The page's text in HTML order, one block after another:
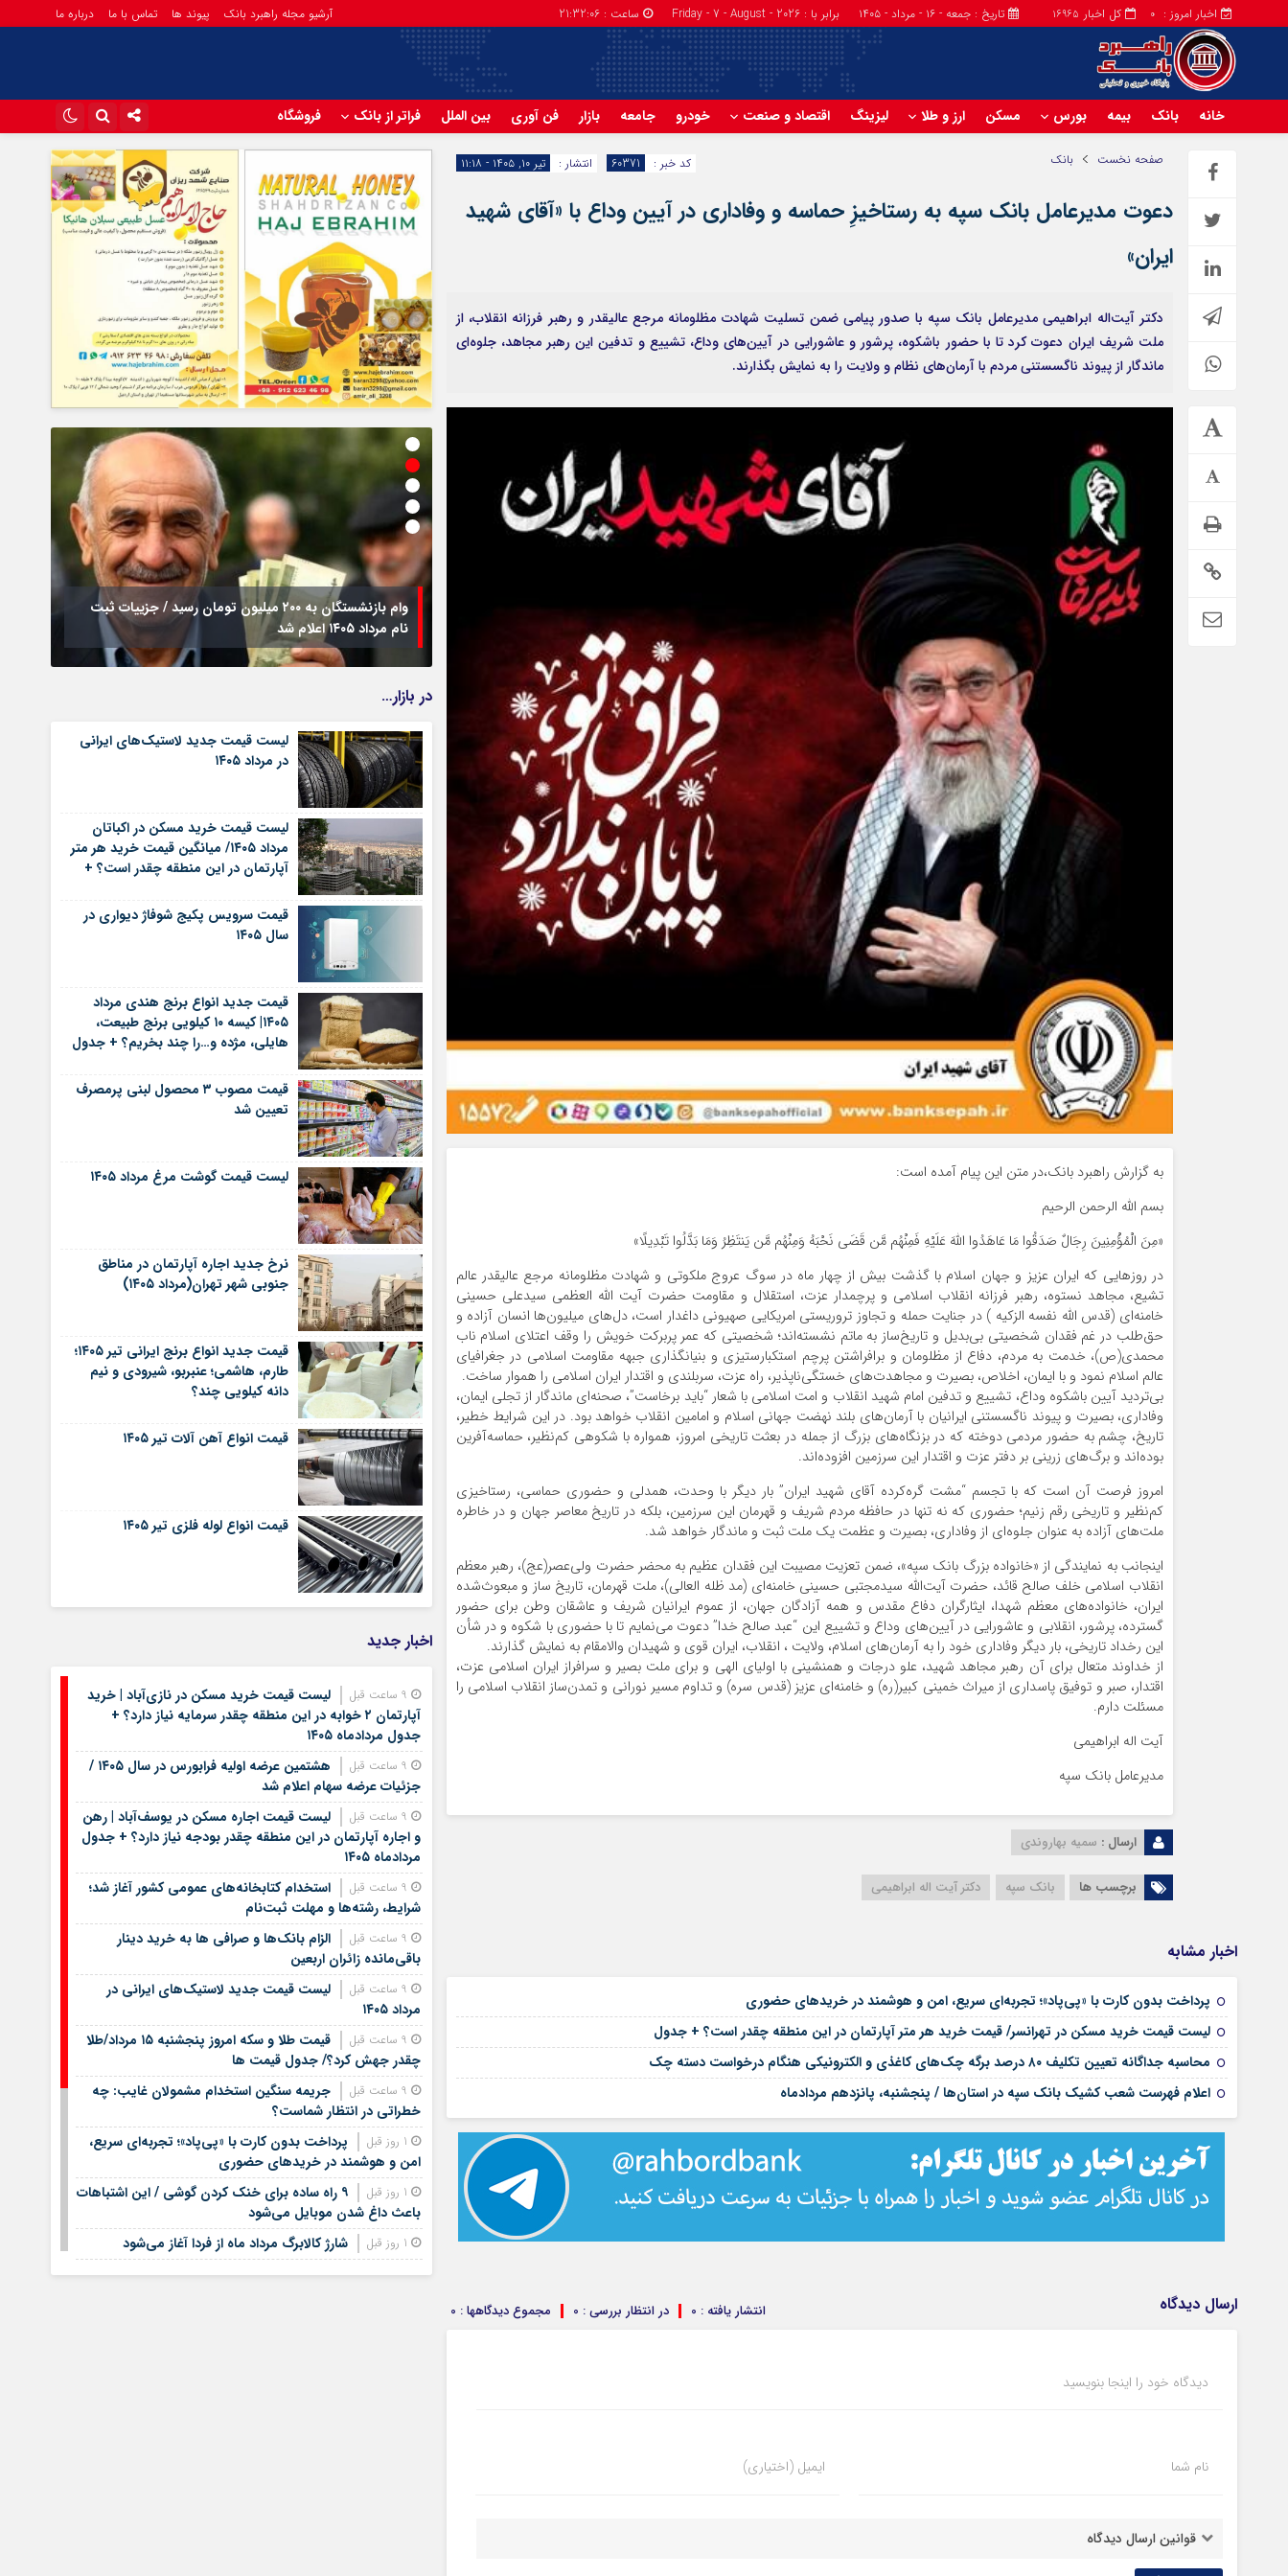
کل اخبار 16965 اخبار امروز : 0 تاریخ : جمعه - ۱۶ - مرداد - ۱۴۰۵ برابر با : Friday - 7 - August - 2026 ساعت : 21:32:07 آرشیو مجله راهبرد بانک پیوند ها تماس با ما درباره ما
خانه بانک بیمه بورس مسکن ارز و طلا لیزینگ اقتصاد و صنعت خودرو جامعه بازار فن آوری بین الملل فراتر از بانک فروشگاه
اینستاگرام
تلگرام
آپارات
صفحه نخست بانک انتشار : تیر ۱۰, ۱۴۰۵ - ۱۱:۱۸ کد خبر : 60371
دعوت مدیرعامل بانک سپه به رستاخیزِ حماسه و وفاداری در آیین وداع با «آقای شهید
ایران»
دکتر آیت‌اله ابراهیمی مدیرعامل بانک سپه با صدور پیامی ضمن تسلیت شهادت مظلومانه مرجع عالیقدر و رهبر فرزانه انقلاب، از
ملت شریف ایران دعوت کرد تا با حضور باشکوه، پرشور و عاشورایی در آیین‌های وداع، تشییع و تدفین این رهبر مجاهد، جلوه‌ای
ماندگار از پیوند ناگسستنی مردم با آرمان‌های نظام و ولایت را به نمایش بگذارند.
به گزارش راهبرد بانک،در متن این پیام آمده است:
بسم الله الرحمن الرحیم
«مِنَ الْمُؤْمِنِینَ رِجَالٌ صَدَقُوا مَا عَاهَدُوا اللَّهَ عَلَیْهِ فَمِنْهُم مَّن قَضَى نَحْبَهُ وَمِنْهُم مَّن یَنتَظِرُ وَمَا بَدَّلُوا تَبْدِیلًا»
در روزهایی که ایران عزیز و جهان اسلام با گذشت بیش از چهار ماه در سوگ عروج ملکوتی و شهادت مظلومانه مرجع عالیقدر عالم
تشیع، مجاهد نستوه، رهبر فرزانه انقلاب اسلامی و پرچمدار عزت، استقلال و مقاومت حضرت آیت الله العظمی سید‌علی حسینی
خامنه‌ای (قدس الله نفسه الزکیه ) در جنایت حمله و تجاوز تروریستی امریکایی صهیونی داغدار است، دل‌های میلیون‌ها انسان آزاده و
حق‌طلب در غم فقدان شخصیتی بی‌بدیل و تاریخ‌ساز به ماتم نشسته‌اند؛ شخصیتی که عمر پربرکت خویش را وقف اعتلای اسلام ناب
محمدی(ص)، خدمت به مردم، دفاع از مظلومان و برافراشتن پرچم استکبار‌ستیزی و بنیانگذاری جبهه مقاومت اسلامی در جغرافیای
عالم اسلام نمود و با ایمان، اخلاص، بصیرت و مجاهدت‌های خستگی‌ناپذیر، راه عزت، سربلندی و اقتدار ایران اسلامی را هموار ساخت.
بی‌تردید آیین باشکوه وداع، تشییع و تدفین امام شهید انقلاب و امت اسلامی با شعار “باید برخاست”، صحنه‌ای ماندگار از تجلی ایمان،
وفاداری، بصیرت و پیوند ناگسستنی ایرانیان با آرمان‌های بلند نهضت جهانی اسلام و امامین انقلاب خواهد بود. در این شرایط خطیر،
تاریخ، چشم به حضور مردمی دوخته که در بزنگاه‌های بزرگ از جمله در بعثت تاریخی امروز، همواره با شکوهی کم‌نظیر، حماسه‌آفرین
بوده‌اند و برگ‌های زرینی بر دفتر عزت و اقتدار این سرزمین افزوده‌اند.
امروز فرصت آن است که با تجسم “مشت گره‌کرده آقای شهید ایران” بار دیگر با وحدت، همدلی و حضوری حماسی، رستاخیزی
کم‌نظیر و تاریخی رقم زنیم؛ حضوری که نه تنها در حافظه مردم شریف و قهرمان این سرزمین، بلکه در تاریخ معاصر جهان و در خاطره
ملت‌های آزاده به عنوان جلوه‌ای از وفاداری، بصیرت و عظمت یک ملت ثبت و ماندگار خواهد شد.
اینجانب به نمایندگی از «خانواده بزرگ بانک سپه»، ضمن تعزیت مصیبت این فقدان عظیم به محضر حضرت ولی‌عصر(عج)، رهبر معظم
انقلاب اسلامی خلف صالح قائد، حضرت آیت‌الله سید‌مجتبی حسینی خامنه‌ای (مد ظله العالی)، ملت قهرمان، تاریخ ساز و مبعوث‌شده
ایران، خانواده‌های معظم شهدا، ایثارگران دفاع مقدس و همه آزادگان جهان، از عموم ایرانیان شریف و عاشقان وطن برای حضور
گسترده، پرشور، انقلابی و عاشورایی در آیین‌های وداع و تشییع این “عبد صالح خدا” دعوت می‌نمایم تا با حضوری با شکوه و در شأن
این رخداد تاریخی، بار دیگر وفاداری خود را به آرمان‌های اسلام، ولایت ، انقلاب، ایران قوی و شهیدان والامقام به نمایش گذارند.
از خداوند متعال برای آن رهبر مجاهد شهید، علو درجات و همنشینی با اولیای الهی و برای ملت بصیر و سرافراز ایران اسلامی عزت،
اقتدار، صبر و توفیق پاسداری از میراث خمینی کبیر(ره) و خامنه‌ای عزیز (قدس سره) و تداوم مسیر نورانی و تمدن‌ساز انقلاب اسلامی را
مسئلت دارم.
آیت اله ابراهیمی
مدیرعامل بانک سپه
ارسال : سمیه بهاروندی
برچسب ها بانک سپه دکتر آیت اله ابراهیمی
اخبار مشابه
پرداخت بدون کارت با «پی‌پاد»؛ تجربه‌ای سریع، امن و هوشمند در خریدهای حضوری
لیست قیمت خرید مسکن در تهرانسر/ قیمت خرید هر متر آپارتمان در این منطقه چقدر است؟ + جدول
محاسبه جداگانه تعیین تکلیف ۸۰ درصد برگه چک‌های کاغذی و الکترونیکی هنگام درخواست دسته چک
اعلام فهرست شعب کشیک بانک سپه در استان‌ها / پنجشنبه، پانزدهم مردادماه
ارسال دیدگاه مجموع دیدگاهها : 0 در انتظار بررسی : 0 انتشار یافته : 0
دیدگاه خود را اینجا بنویسید
نام شما ایمیل (اختیاری)
قوانین ارسال دیدگاه
اطلاعیه تامین اجتماعی درباره واریز حقوق تیر بازنشستگان تمدید خودکار بیمه سلامت دهک‌های اقتصادی ۱ تا ۵ تهران
وام بازنشستگان به ۲۰۰ میلیون تومان رسید / جزییات ثبت
نام مرداد ۱۴۰۵ اعلام شد
در بازار…
لیست قیمت جدید لاستیک‌های ایرانی
در مرداد ۱۴۰۵
لیست قیمت خرید مسکن در اکباتان
مرداد ۱۴۰۵/ میانگین قیمت خرید هر متر
آپارتمان در این منطقه چقدر است؟ +
قیمت سرویس پکیج شوفاژ دیواری در
سال ۱۴۰۵
قیمت جدید انواع برنج هندی مرداد
۱۴۰۵| کیسه ۱۰ کیلویی برنج طبیعت،
هایلی، مژده و…را چند بخریم؟ + جدول
قیمت مصوب ۳ محصول لبنی پرمصرف
تعیین شد
لیست قیمت گوشت مرغ مرداد ۱۴۰۵
نرخ جدید اجاره آپارتمان در مناطق
جنوبی شهر تهران(مرداد ۱۴۰۵)
قیمت جدید انواع برنج ایرانی تیر ۱۴۰۵؛
طارم، هاشمی؛ عنبربو، شیرودی و نیم
دانه کیلویی چند؟
قیمت انواع آهن آلات تیر ۱۴۰۵
قیمت انواع لوله فلزی تیر ۱۴۰۵
اخبار جدید
لیست قیمت خرید مسکن در نازی‌آباد | خرید
آپارتمان ۲ خوابه در این منطقه چقدر سرمایه نیاز دارد؟ +
جدول مردادماه ۱۴۰۵
هشتمین عرضه اولیه فرابورس در سال ۱۴۰۵ /
جزئیات عرضه سهام اعلام شد
لیست قیمت اجاره مسکن در یوسف‌آباد | رهن
و اجاره آپارتمان در این منطقه چقدر بودجه نیاز دارد؟ + جدول
مردادماه ۱۴۰۵
استخدام کتابخانه‌های عمومی کشور آغاز شد؛
شرایط، رشته‌ها و مهلت ثبت‌نام
الزام بانک‌ها و صرافی ها به خرید دینار
باقی‌مانده زائران اربعین
لیست قیمت جدید لاستیک‌های ایرانی در
مرداد ۱۴۰۵
قیمت طلا و سکه امروز پنجشنبه ۱۵ مرداد/طلا
چقدر جهش کرد؟/ جدول قیمت ها
جریمه سنگین استخدام مشمولان غایب: چه
خطراتی در انتظار شماست؟
پرداخت بدون کارت با «پی‌پاد»؛ تجربه‌ای سریع،
امن و هوشمند در خریدهای حضوری
۹ راه ساده برای خنک کردن گوشی / این اشتباهات
باعث داغ شدن موبایل می‌شود
شارژ کالابرگ مرداد ماه از فردا آغاز می‌شود
1 روز قبل
لیست قیمت اجاره مسکن در شهرک غرب |